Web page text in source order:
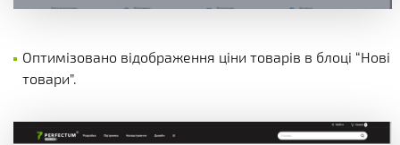
Оптимізовано відображення ціни товарів в блоці “Нові
товари”.